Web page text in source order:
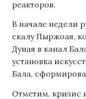
реакторов.
В начале недели
скалу Пыржоая,
Дуная в канал
установка
Бала,
Отметим, кризис